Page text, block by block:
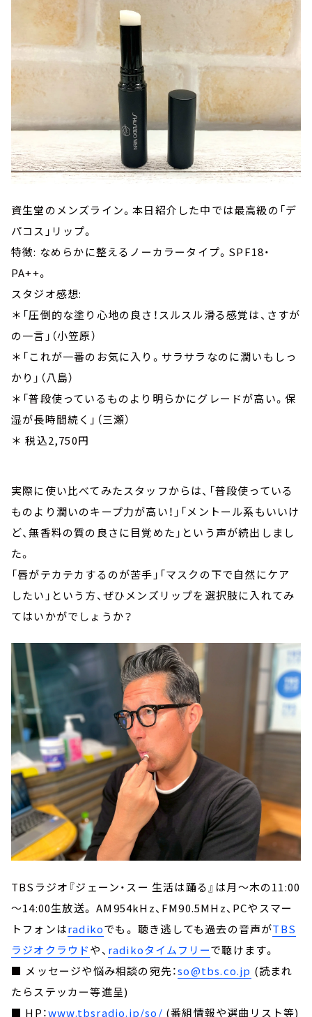
資生堂のメンズライン。本日紹介した中では最高級の「デ
パコス」リップ。
特徴: なめらかに整えるノーカラータイプ。SPF18・
PA++。
スタジオ感想:
＊「圧倒的な塗り心地の良さ！スルスル滑る感覚は、さすが
の一言」（小笠原）
＊「これが一番のお気に入り。サラサラなのに潤いもしっ
かり」（八島）
＊「普段使っているものより明らかにグレードが高い。保
湿が長時間続く」（三瀬）
＊ 税込2,750円
実際に使い比べてみたスタッフからは、「普段使っている
ものより潤いのキープ力が高い！」「メントール系もいいけ
ど、無香料の質の良さに目覚めた」という声が続出しまし
た。
「唇がテカテカするのが苦手」「マスクの下で自然にケア
したい」という方、ぜひメンズリップを選択肢に入れてみ
てはいかがでしょうか？
TBSラジオ『ジェーン・スー 生活は踊る』は月～木の11:00
～14:00生放送。 AM954kHz、FM90.5MHz、PCやスマー
トフォンはradikoでも。 聴き逃しても過去の音声がTBS
ラジオクラウドや、 radikoタイムフリーで聴けます。
■ メッセージや悩み相談の宛先：so@tbs.co.jp (読まれ
たらステッカー等進呈)
■ HP：www.tbsradio.jp/so/ (番組情報や選曲リスト等)